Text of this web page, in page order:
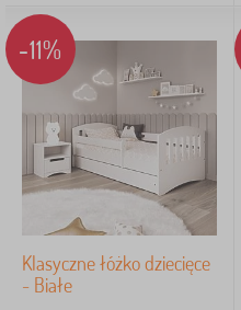
-11%
Klasyczne łóżko dziecięce
- Białe